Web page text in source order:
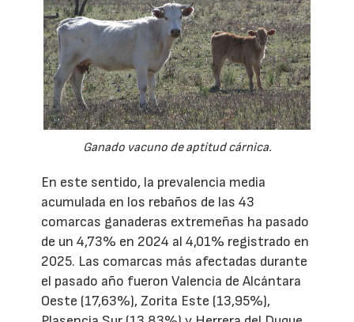
Ganado vacuno de aptitud cárnica.
En este sentido, la prevalencia media
acumulada en los rebaños de las 43
comarcas ganaderas extremeñas ha pasado
de un 4,73% en 2024 al 4,01% registrado en
2025. Las comarcas más afectadas durante
el pasado año fueron Valencia de Alcántara
Oeste (17,63%), Zorita Este (13,95%),